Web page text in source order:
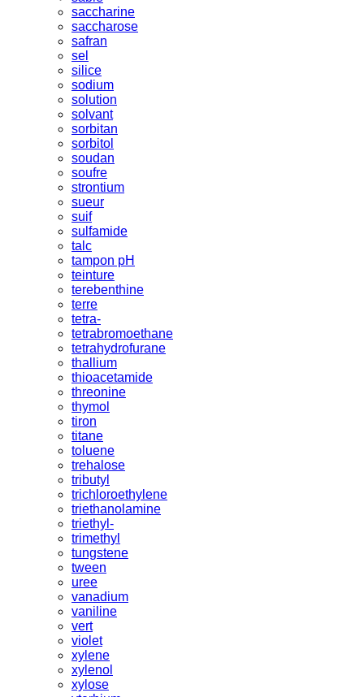
saccharine
saccharose
safran
sel
silice
sodium
solution
solvant
sorbitan
sorbitol
soudan
soufre
strontium
sueur
suif
sulfamide
talc
tampon pH
teinture
terebenthine
terre
tetra-
tetrabromoethane
tetrahydrofurane
thallium
thioacetamide
threonine
thymol
tiron
titane
toluene
trehalose
tributyl
trichloroethylene
triethanolamine
triethyl-
trimethyl
tungstene
tween
uree
vanadium
vaniline
vert
violet
xylene
xylenol
xylose